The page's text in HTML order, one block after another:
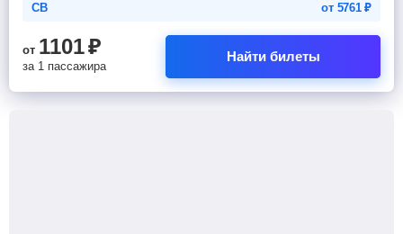
СВ от 5761₽
от 1101₽
за 1 пассажира
Найти билеты